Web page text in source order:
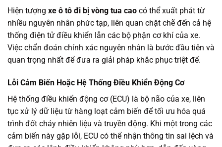
Hiện tượng xe ô tô đi bị vòng tua cao có thể xuất phát từ
nhiều nguyên nhân phức tạp, liên quan chặt chẽ đến cả hệ
thống điện tử điều khiển lẫn các bộ phận cơ khí của xe.
Việc chẩn đoán chính xác nguyên nhân là bước đầu tiên và
quan trọng nhất để đưa ra giải pháp khắc phục triệt để.
Lỗi Cảm Biến Hoặc Hệ Thống Điều Khiển Động Cơ
Hệ thống điều khiển động cơ (ECU) là bộ não của xe, liên
tục xử lý dữ liệu từ hàng loạt cảm biến để tối ưu hóa quá
trình đốt cháy nhiên liệu và truyền động. Khi một trong các
cảm biến này gặp lỗi, ECU có thể nhận thông tin sai lệch và